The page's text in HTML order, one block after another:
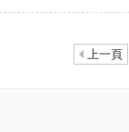
上一頁